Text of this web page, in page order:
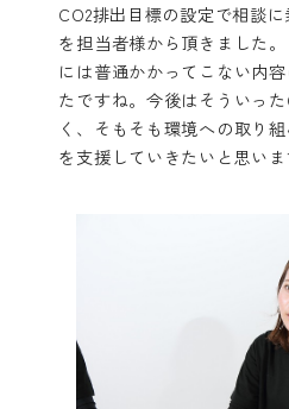
CO2排出目標の設定で相談
を担当者様から頂きました
には普通かかってこない内
たですね。今後はそういっ
く、そもそも環境への取り
を支援していきたいと思いま